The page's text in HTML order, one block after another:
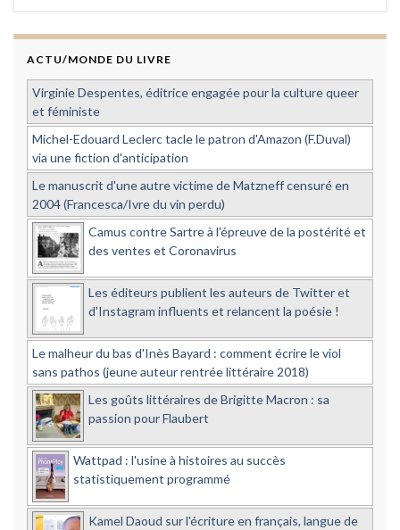
ACTU/MONDE DU LIVRE
Virginie Despentes, éditrice engagée pour la culture queer
et féministe
Michel-Edouard Leclerc tacle le patron d'Amazon (F.Duval)
via une fiction d'anticipation
Le manuscrit d'une autre victime de Matzneff censuré en
2004 (Francesca/Ivre du vin perdu)
Camus contre Sartre à l'épreuve de la postérité et
des ventes et Coronavirus
Les éditeurs publient les auteurs de Twitter et
d'Instagram influents et relancent la poésie !
Le malheur du bas d'Inès Bayard : comment écrire le viol
sans pathos (jeune auteur rentrée littéraire 2018)
Les goûts littéraires de Brigitte Macron : sa
passion pour Flaubert
Wattpad : l'usine à histoires au succès
statistiquement programmé
Kamel Daoud sur l'écriture en français, langue de